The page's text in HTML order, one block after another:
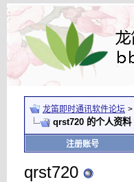
龙笛即时通讯软件论坛 >
qrst720 的个人资料
注册账号
qrst720